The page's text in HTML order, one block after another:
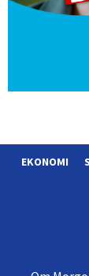
EKONOMI